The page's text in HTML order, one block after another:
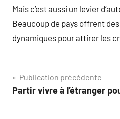
Mais c’est aussi un levier
Beaucoup de pays offrent
dynamiques pour attirer les
Navigation
de
Publication précédente
Partir vivre à l’étranger